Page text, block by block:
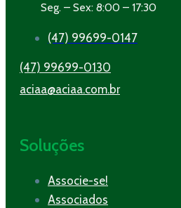
Seg. – Sex: 8:00 – 17:30
(47) 99699-0147
(47) 99699-0130
aciaa@aciaa.com.br
Soluções
Associe-se!
Associados